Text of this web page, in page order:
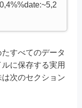
すべてのデータ
に保存する実用
次のセクション